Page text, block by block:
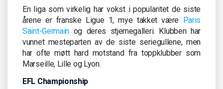
En liga som virkelig har vokst i popularitet de siste
årene er franske Ligue 1, mye takket være Paris
Saint-Germain og deres stjernegalleri. Klubben har
vunnet mesteparten av de siste seriegullene, men
har ofte møtt hard motstand fra toppklubber som
Marseille, Lille og Lyon.
EFL Championship